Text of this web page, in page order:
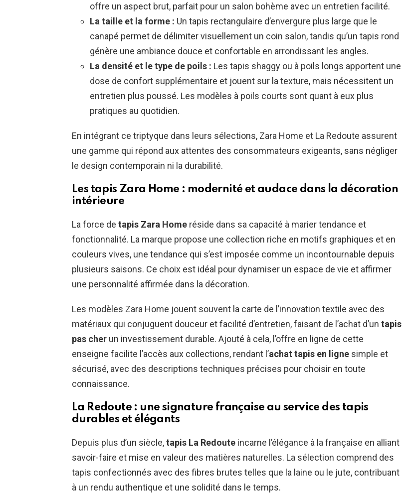
offre un aspect brut, parfait pour un salon bohème avec un entretien facilité.
La taille et la forme : Un tapis rectangulaire d’envergure plus large que le
canapé permet de délimiter visuellement un coin salon, tandis qu’un tapis rond
génère une ambiance douce et confortable en arrondissant les angles.
La densité et le type de poils : Les tapis shaggy ou à poils longs apportent une
dose de confort supplémentaire et jouent sur la texture, mais nécessitent un
entretien plus poussé. Les modèles à poils courts sont quant à eux plus
pratiques au quotidien.
En intégrant ce triptyque dans leurs sélections, Zara Home et La Redoute assurent
une gamme qui répond aux attentes des consommateurs exigeants, sans négliger
le design contemporain ni la durabilité.
Les tapis Zara Home : modernité et audace dans la décoration
intérieure
La force de tapis Zara Home réside dans sa capacité à marier tendance et
fonctionnalité. La marque propose une collection riche en motifs graphiques et en
couleurs vives, une tendance qui s’est imposée comme un incontournable depuis
plusieurs saisons. Ce choix est idéal pour dynamiser un espace de vie et affirmer
une personnalité affirmée dans la décoration.
Les modèles Zara Home jouent souvent la carte de l’innovation textile avec des
matériaux qui conjuguent douceur et facilité d’entretien, faisant de l’achat d’un tapis
pas cher un investissement durable. Ajouté à cela, l’offre en ligne de cette
enseigne facilite l’accès aux collections, rendant l’achat tapis en ligne simple et
sécurisé, avec des descriptions techniques précises pour choisir en toute
connaissance.
La Redoute : une signature française au service des tapis
durables et élégants
Depuis plus d’un siècle,tapis La Redoute incarne l’élégance à la française en alliant
savoir-faire et mise en valeur des matières naturelles. La sélection comprend des
tapis confectionnés avec des fibres brutes telles que la laine ou le jute, contribuant
à un rendu authentique et une solidité dans le temps.